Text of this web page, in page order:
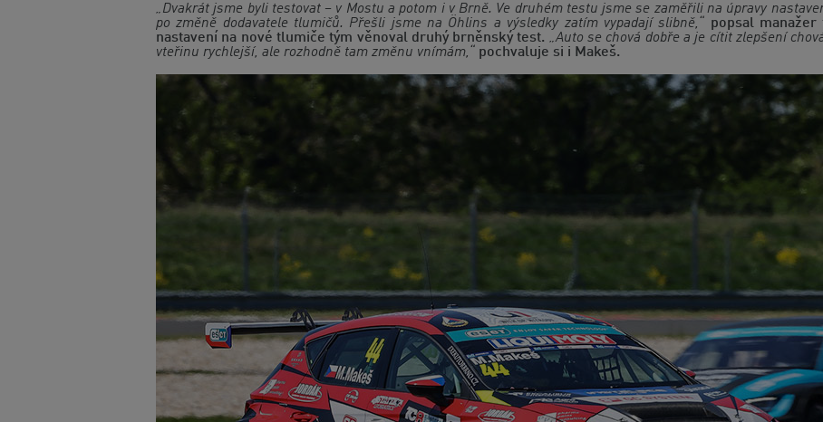
„Dvakrát jsme byli testovat – v Mostu a potom i v Brně. Ve druhém testu jsme se zaměřili na úpravy
po změně dodavatele tlumičů. Přešli jsme na Öhlins a výsledky zatím vypadají slibně,“
popsal
nastavení na nové tlumiče tým věnoval druhý brněnský test. „Auto se chová dobře a je cítit zlepšení
vteřinu rychlejší, ale rozhodně tam změnu vnímám,“
pochvaluje si i Makeš.